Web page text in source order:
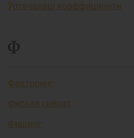
Ўртачалаш коэффициенти
Ф
Факторинг
Фискал сиёсат
Фишинг